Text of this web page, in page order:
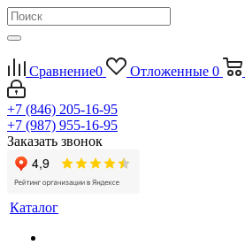
Сравнение0 Отложенные 0
+7 (846) 205-16-95
+7 (987) 955-16-95
Заказать звонок
Каталог